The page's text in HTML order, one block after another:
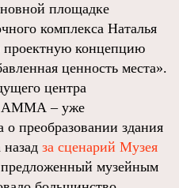
площадке
комплекса Наталья
проектную концепцию
ценность места».
центра
– АММА – уже
преобразовании здания
за сценарий Музея
музейным